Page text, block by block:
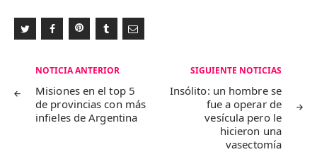
Navegación
de
entradas
NOTICIA ANTERIOR
Misiones en el top 5
de provincias con más
infieles de Argentina
SIGUIENTE NOTICIAS
Insólito: un hombre se
fue a operar de
vesícula pero le
hicieron una
vasectomía